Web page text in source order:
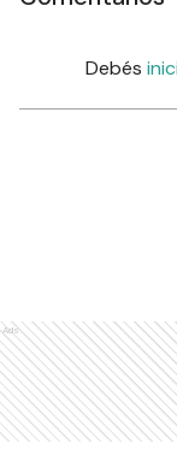
Debés
Ads